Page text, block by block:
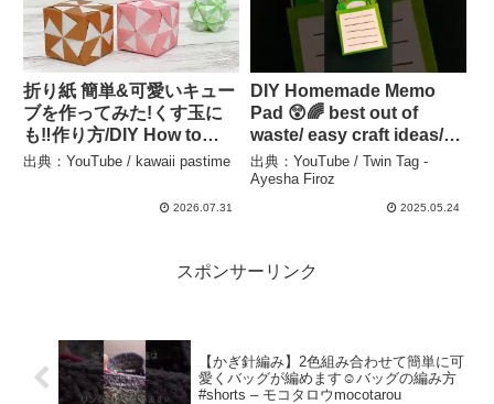
折り紙 簡単&可愛いキュー
ブを作ってみた!くす玉に
も‼︎作り方/DIY How to
make a
craft.Origami.Original. –
出典：YouTube / kawaii pastime
2026.07.31
DIY Homemade Memo
Pad 😲🌈 best out of
waste/ easy craft ideas/
white paper craft #shorts
#craft – Twin Tag –
出典：YouTube / Twin Tag -
Ayesha Firoz
2025.05.24
スポンサーリンク
【かぎ針編み】2色組み合わせて簡単に可
愛くバッグが編めます☺︎バッグの編み方
#shorts – モコタロウmocotarou